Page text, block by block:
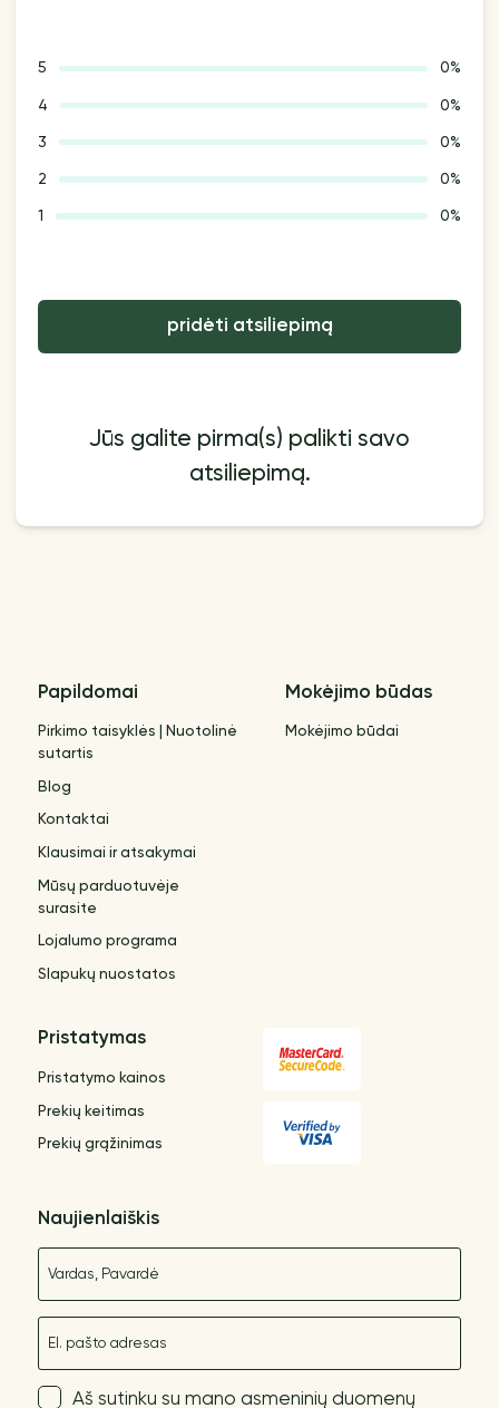
5 0%
4 0%
3 0%
2 0%
1 0%
pridėti atsiliepimą
Jūs galite pirma(s) palikti savo
atsiliepimą.
Papildomai
Pirkimo taisyklės | Nuotolinė
sutartis
Blog
Kontaktai
Klausimai ir atsakymai
Mūsų parduotuvėje
surasite
Lojalumo programa
Slapukų nuostatos
Mokėjimo būdas
Mokėjimo būdai
Pristatymas
Pristatymo kainos
Prekių keitimas
Prekių grąžinimas
Naujienlaiškis
Aš sutinku su mano asmeninių duomenų